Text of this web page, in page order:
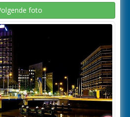
foto